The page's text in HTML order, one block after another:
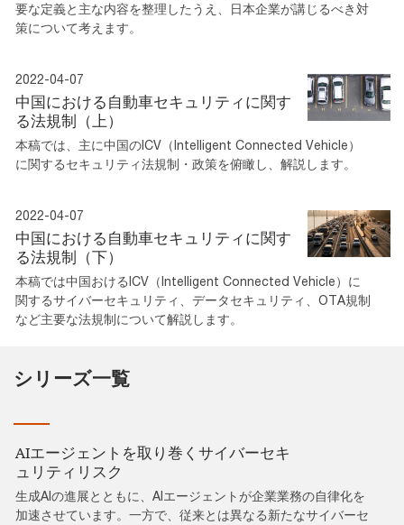
要な定義と主な内容を整理したうえ、日本企業が講じるべき対
策について考えます。
2022-04-07
中国における自動車セキュリティに関す
る法規制（上）
本稿では、主に中国のICV（Intelligent Connected Vehicle）
に関するセキュリティ法規制・政策を俯瞰し、解説します。
2022-04-07
中国における自動車セキュリティに関す
る法規制（下）
本稿では中国おけるICV（Intelligent Connected Vehicle）に
関するサイバーセキュリティ、データセキュリティ、OTA規制
など主要な法規制について解説します。
シリーズ一覧
AIエージェントを取り巻く​サイバーセキ
ュリティリスク
生成AIの進展とともに、AIエージェントが企業業務の自律化を
加速させています。一方で、従来とは異なる新たなサイバーセ